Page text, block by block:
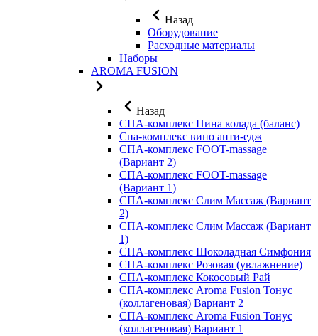
Назад
Оборудование
Расходные материалы
Наборы
AROMA FUSION
Назад
СПА-комплекс Пина колада (баланс)
Cпа-комплекс вино анти-едж
СПА-комплекс FOOT-massage
(Вариант 2)
СПА-комплекс FOOT-massage
(Вариант 1)
СПА-комплекс Слим Массаж (Вариант
2)
СПА-комплекс Слим Массаж (Вариант
1)
СПА-комплекс Шоколадная Симфония
СПА-комплекс Розовая (увлажнение)
СПА-комплекс Кокосовый Рай
СПА-комплекс Aroma Fusion Тонус
(коллагеновая) Вариант 2
СПА-комплекс Aroma Fusion Тонус
(коллагеновая) Вариант 1